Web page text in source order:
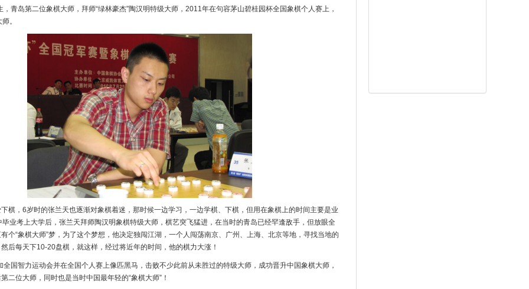
，青岛第二位象棋大师，拜师“绿林豪杰”陶汉明特级大师，2011年在句容茅山碧桂园杯全国象棋个人赛上，
。
棋，6岁时的张兰天也逐渐对象棋着迷，那时候一边学习，一边学棋、下棋，但用在象棋上的时间主要是业
业考上大学后，张兰天拜师陶汉明象棋特级大师，棋艺突飞猛进，在当时的青岛已经罕逢敌手，但放眼全
个“象棋大师”梦，为了这个梦想，他决定独闯江湖，一个人闯荡南京、广州、上海、北京等地，寻找当地的
后每天下10-20盘棋，就这样，经过将近年的时间，他的棋力大涨！
国智力运动会并在全国个人赛上像匹黑马，击败不少此前从未胜过的特级大师，成功晋升中国象棋大师，
二位大师，同时也是当时中国最年轻的“象棋大师”！